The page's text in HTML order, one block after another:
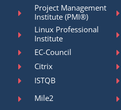
Project Management
Institute (PMI®)
Linux Professional
Institute
EC-Council
Citrix
ISTQB
Mile2